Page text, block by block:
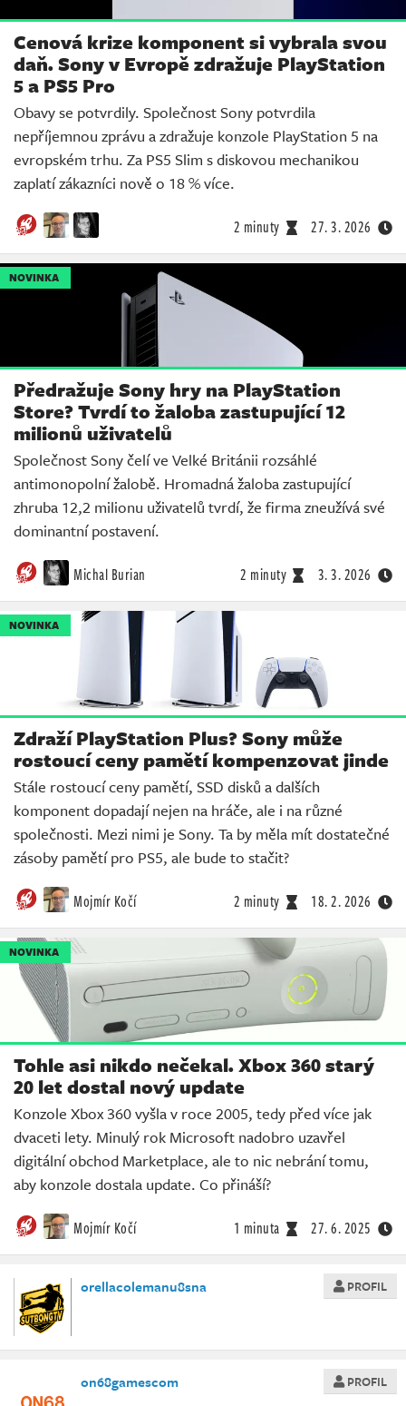
Cenová krize komponent si vybrala svou
daň. Sony v Evropě zdražuje PlayStation
5 a PS5 Pro
Obavy se potvrdily. Společnost Sony potvrdila
nepříjemnou zprávu a zdražuje konzole PlayStation 5 na
evropském trhu. Za PS5 Slim s diskovou mechanikou
zaplatí zákazníci nově o 18 % více.
2 minuty 27. 3. 2026
NOVINKA
Předražuje Sony hry na PlayStation
Store? Tvrdí to žaloba zastupující 12
milionů uživatelů
Společnost Sony čelí ve Velké Británii rozsáhlé
antimonopolní žalobě. Hromadná žaloba zastupující
zhruba 12,2 milionu uživatelů tvrdí, že firma zneužívá své
dominantní postavení.
Michal Burian 2 minuty 3. 3. 2026
NOVINKA
Zdraží PlayStation Plus? Sony může
rostoucí ceny pamětí kompenzovat jinde
Stále rostoucí ceny pamětí, SSD disků a dalších
komponent dopadají nejen na hráče, ale i na různé
společnosti. Mezi nimi je Sony. Ta by měla mít dostatečné
zásoby pamětí pro PS5, ale bude to stačit?
Mojmír Kočí 2 minuty 18. 2. 2026
NOVINKA
Tohle asi nikdo nečekal. Xbox 360 starý
20 let dostal nový update
Konzole Xbox 360 vyšla v roce 2005, tedy před více jak
dvaceti lety. Minulý rok Microsoft nadobro uzavřel
digitální obchod Marketplace, ale to nic nebrání tomu,
aby konzole dostala update. Co přináší?
Mojmír Kočí 1 minuta 27. 6. 2025
orellacolemanu8sna PROFIL
on68gamescom PROFIL